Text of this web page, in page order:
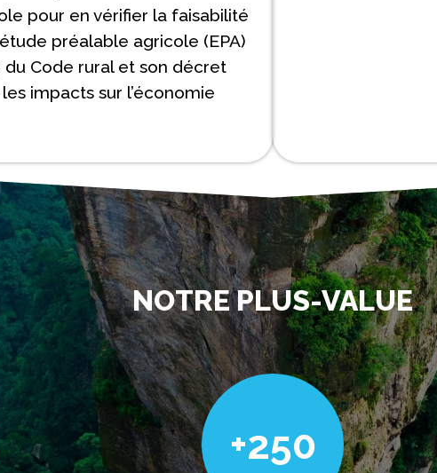
pour en vérifier la faisabilité
préalable agricole (EPA)
du Code rural et son décret
impacts sur l’économie
NOTRE PLUS-VALUE
+250